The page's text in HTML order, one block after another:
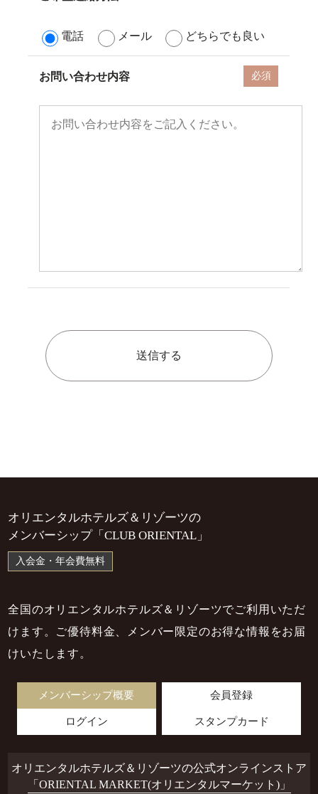
電話 メール どちらでも良い
お問い合わせ内容 必須
オリエンタルホテルズ＆リゾーツの
メンバーシップ「CLUB ORIENTAL」
入会金・年会費無料
全国のオリエンタルホテルズ＆リゾーツでご利用いただ
けます。 ご優待料金、メンバー限定のお得な情報をお届
けいたします。
メンバーシップ概要 会員登録
ログイン スタンプカード
オリエンタルホテルズ＆リゾーツの公式オンラインストア
「ORIENTAL MARKET(オリエンタルマーケット)」